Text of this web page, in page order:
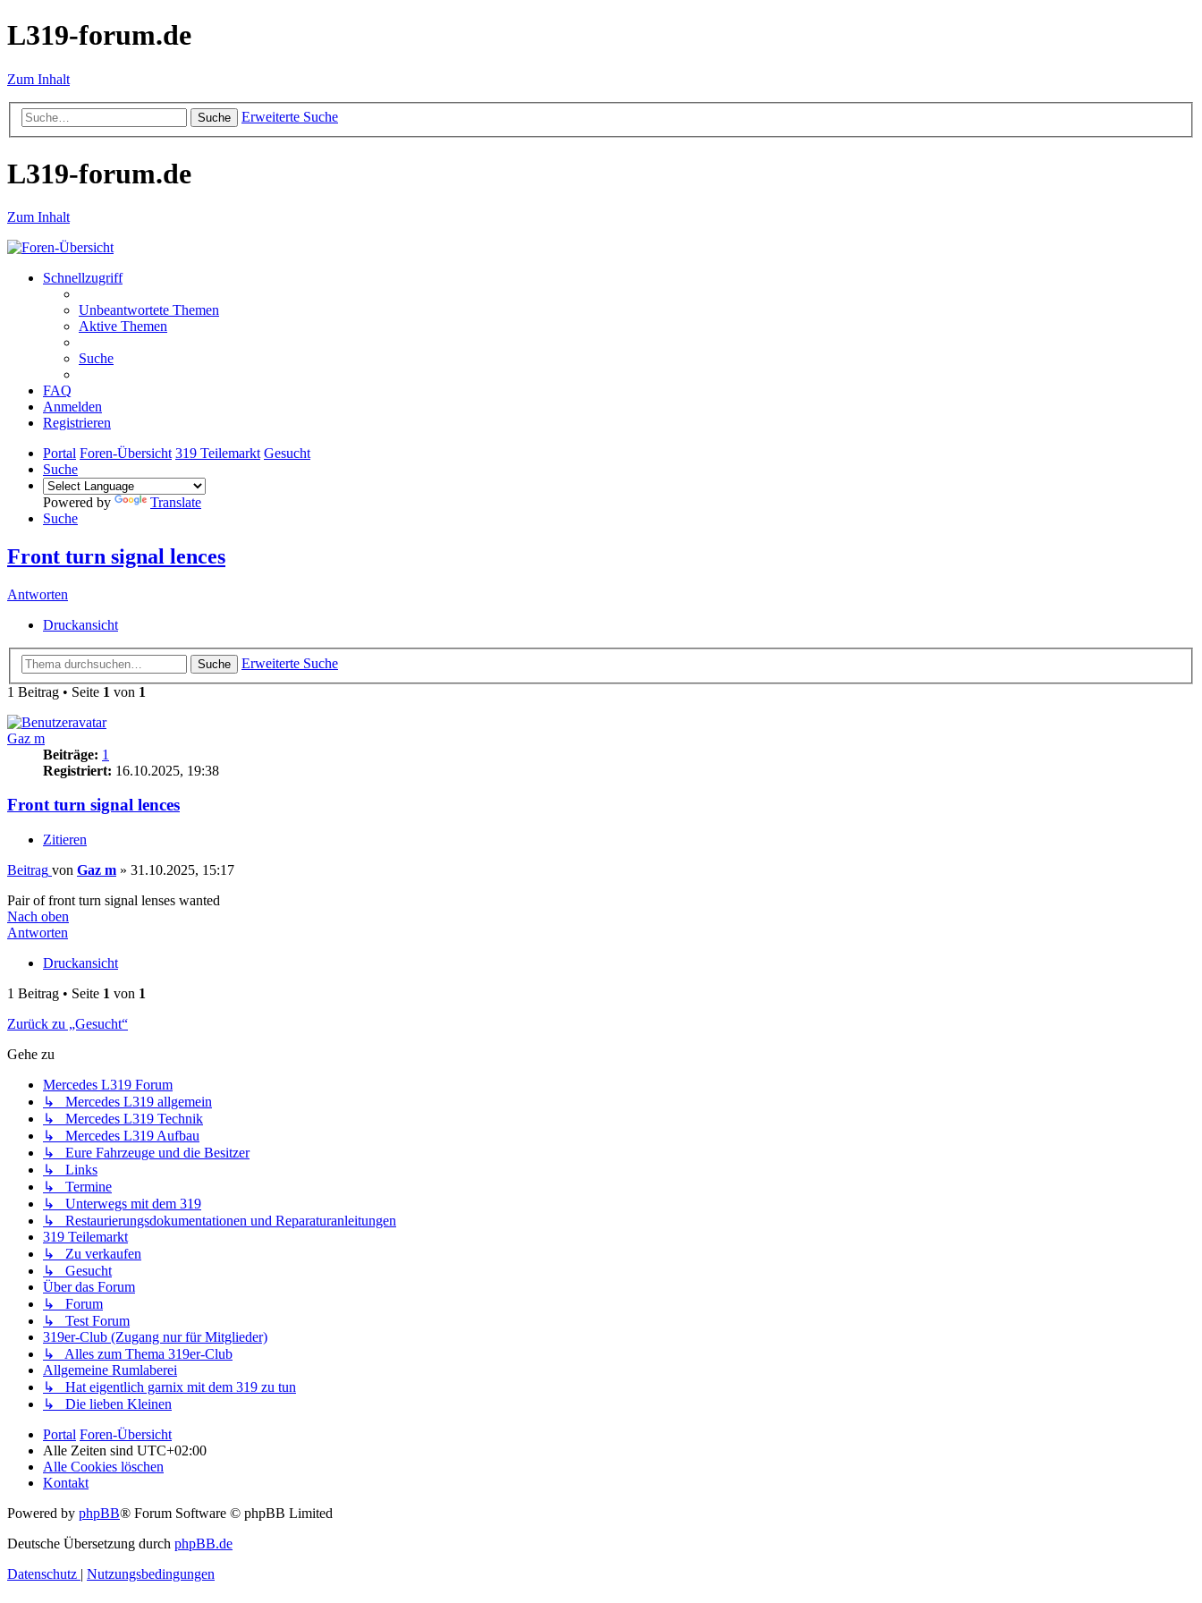
L319-forum.de
Zum Inhalt
Suche Erweiterte Suche
L319-forum.de
Zum Inhalt
Schnellzugriff
Unbeantwortete Themen
Aktive Themen
Suche
FAQ
Anmelden
Registrieren
Portal Foren-Übersicht 319 Teilemarkt Gesucht
Suche
Powered by
Translate
Suche
Front turn signal lences
Antworten
Druckansicht
Suche
Erweiterte Suche
1 Beitrag • Seite 1 von 1
Gaz m
Beiträge: 1
Registriert: 16.10.2025, 19:38
Front turn signal lences
Zitieren
Beitrag von Gaz m » 31.10.2025, 15:17
Pair of front turn signal lenses wanted
Nach oben
Antworten
Druckansicht
1 Beitrag • Seite 1 von 1
Zurück zu „Gesucht“
Gehe zu
Mercedes L319 Forum
↳ Mercedes L319 allgemein
↳ Mercedes L319 Technik
↳ Mercedes L319 Aufbau
↳ Eure Fahrzeuge und die Besitzer
↳ Links
↳ Termine
↳ Unterwegs mit dem 319
↳ Restaurierungsdokumentationen und Reparaturanleitungen
319 Teilemarkt
↳ Zu verkaufen
↳ Gesucht
Über das Forum
↳ Forum
↳ Test Forum
319er-Club (Zugang nur für Mitglieder)
↳ Alles zum Thema 319er-Club
Allgemeine Rumlaberei
↳ Hat eigentlich garnix mit dem 319 zu tun
↳ Die lieben Kleinen
Portal Foren-Übersicht
Alle Zeiten sind UTC+02:00
Alle Cookies löschen
Kontakt
Powered by phpBB® Forum Software © phpBB Limited
Deutsche Übersetzung durch phpBB.de
Datenschutz | Nutzungsbedingungen